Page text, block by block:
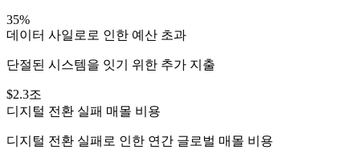
35%
데이터 사일로로 인한 예산 초과
단절된 시스템을 잇기 위한 추가 지출
$2.3조
디지털 전환 실패 매몰 비용
디지털 전환 실패로 인한 연간 글로벌 매몰 비용